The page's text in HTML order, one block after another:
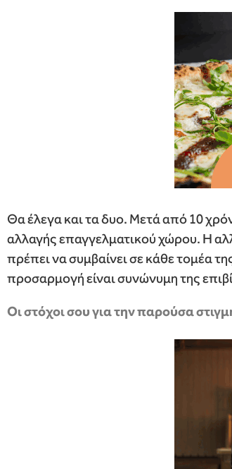
Θα έλεγα και τα δυο. Μετά από 10
αλλαγής επαγγελματικού χώρου. Η
πρέπει να συμβαίνει σε κάθε τομέα
προσαρμογή είναι συνώνυμη της
Οι στόχοι σου για την παρούσα